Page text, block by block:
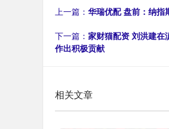
上一篇： 华瑞优配 盘前：纳指
下一篇： 家财猫配资 刘洪建在
作出积极贡献
相关文章